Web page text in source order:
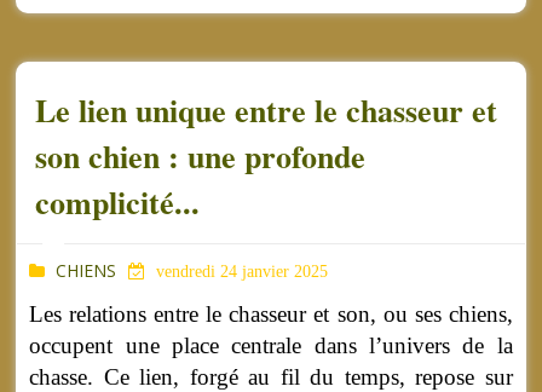
Le lien unique entre le chasseur et
son chien : une profonde
complicité...
CHIENS vendredi 24 janvier 2025
Les relations entre le chasseur et son, ou ses chiens,
occupent une place centrale dans l’univers de la
chasse. Ce lien, forgé au fil du temps, repose sur